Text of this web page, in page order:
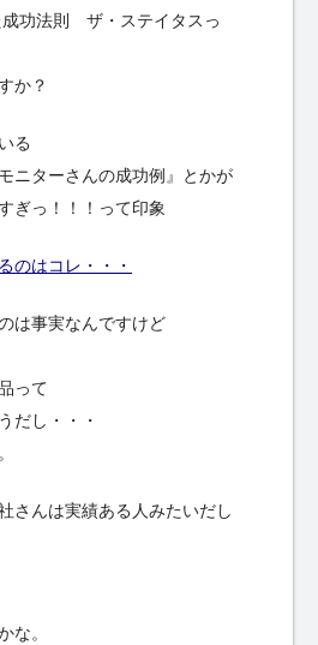
功法則 ザ・ステイタスっ
か？
る
ニターさんの成功例』とかが
ぎっ！！！って印象
のはコレ・・・
は事実なんですけど
って
だし・・・
さんは実績ある人みたいだし
な。